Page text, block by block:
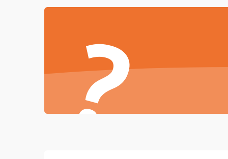
?